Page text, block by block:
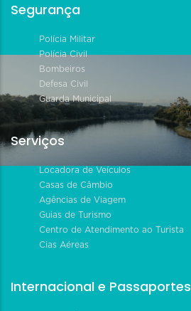
Segurança
Polícia Militar
Polícia Civil
Bombeiros
Defesa Civil
Guarda Municipal
Serviços
Locadora de Veículos
Casas de Câmbio
Agências de Viagem
Guias de Turismo
Centro de Atendimento ao Turista
Cias Aéreas
Internacional e Passaportes